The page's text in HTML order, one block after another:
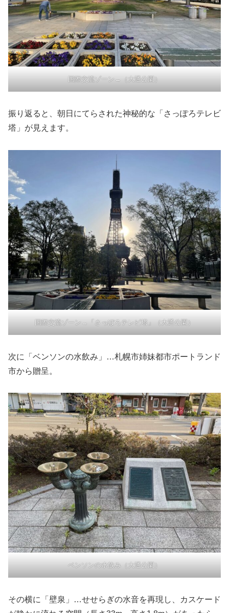
国際交流ゾーン→（大通公園）
振り返ると、朝日にてらされた神秘的な「さっぽろテレビ
塔」が見えます。
国際交流ゾーン→「さっぽろテレビ塔」（大通公園）
次に「ベンソンの水飲み」…札幌市姉妹都市ポートランド
市から贈呈。
ベンソンの水飲み（大通公園）
その横に「壁泉」…せせらぎの水音を再現し、カスケード